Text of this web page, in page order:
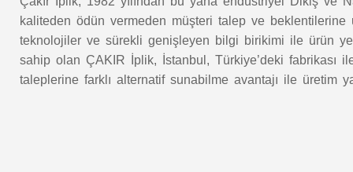
kaliteden ödün vermeden müşteri talep ve
teknolojiler ve sürekli genişleyen bilgi birikimi ile ürün
sahip olan ÇAKIR İplik, İstanbul, Türkiye’deki fabrikası
taleplerine farklı alternatif sunabilme avantajı ile üretim